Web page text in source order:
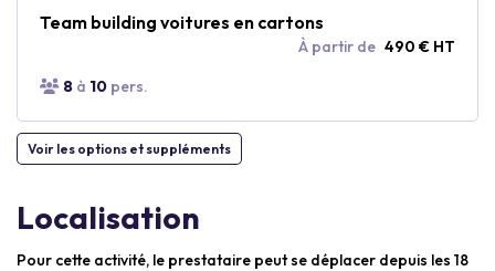
Team building voitures en cartons
À partir de 490 € HT
8 à 10 pers.
Voir les options et suppléments
Localisation
Pour cette activité, le prestataire peut se déplacer depuis les 18